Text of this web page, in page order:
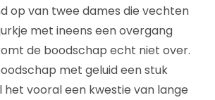
op van twee dames die vechten
met ineens een overgang
de boodschap echt niet over.
met geluid een stuk
het vooral een kwestie van lange